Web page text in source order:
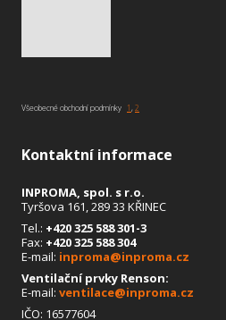
Všeobecné obchodní podmínky 1,2
Kontaktní informace
INPROMA, spol. s r.o.
Tyršova 161, 289 33 KŘINEC
Tel.: +420 325 588 301-3
Fax: +420 325 588 304
E-mail: inproma@inproma.cz
Ventilační prvky Renson:
E-mail: ventilace@inproma.cz
IČO: 16577604